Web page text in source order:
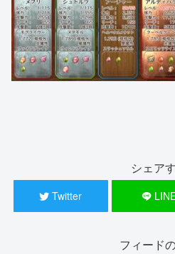
シェア
Twitter
フィード